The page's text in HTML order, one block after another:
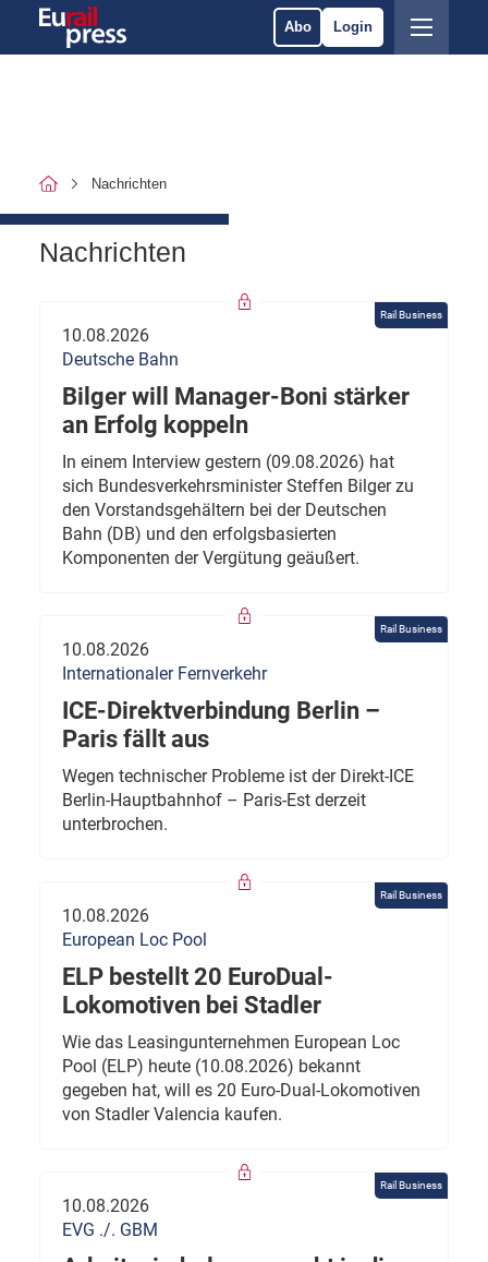
Abo Login
Nachrichten
Nachrichten
Rail Business
10.08.2026
Deutsche Bahn
Bilger will Manager-Boni stärker
an Erfolg koppeln
In einem Interview gestern (09.08.2026) hat
sich Bundesverkehrsminister Steffen Bilger zu
den Vorstandsgehältern bei der Deutschen
Bahn (DB) und den erfolgsbasierten
Komponenten der Vergütung geäußert.
Rail Business
10.08.2026
Internationaler Fernverkehr
ICE-Direktverbindung Berlin –
Paris fällt aus
Wegen technischer Probleme ist der Direkt-ICE
Berlin-Hauptbahnhof – Paris-Est derzeit
unterbrochen.
Rail Business
10.08.2026
European Loc Pool
ELP bestellt 20 EuroDual-
Lokomotiven bei Stadler
Wie das Leasingunternehmen European Loc
Pool (ELP) heute (10.08.2026) bekannt
gegeben hat, will es 20 Euro-Dual-Lokomotiven
von Stadler Valencia kaufen.
Rail Business
10.08.2026
EVG ./. GBM